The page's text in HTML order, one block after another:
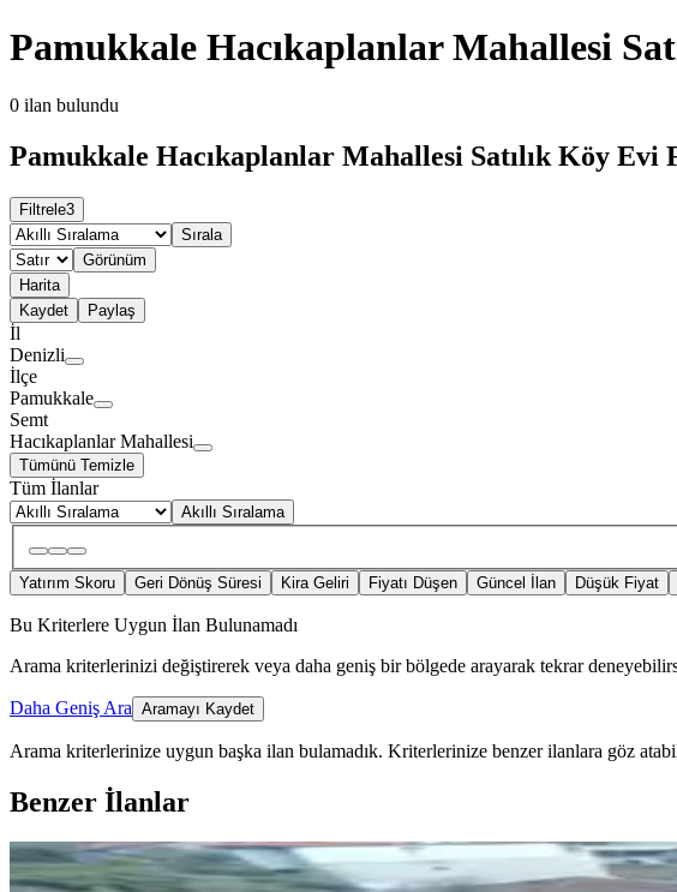
Pamukkale Hacıkaplanlar Mahallesi
0 ilan bulundu
Pamukkale Hacıkaplanlar Mahallesi Satılık Köy Evi
Filtrele3
Sırala
Görünüm
Harita
Kaydet
Paylaş
İl
Denizli
İlçe
Pamukkale
Semt
Hacıkaplanlar Mahallesi
Tümünü Temizle
Tüm İlanlar
Akıllı Sıralama
Yatırım Skoru Geri Dönüş Süresi Kira Geliri Fiyatı Düşen Güncel İlan Düşük Fiyat
Bu Kriterlere Uygun İlan Bulunamadı
Arama kriterlerinizi değiştirerek veya daha geniş bir bölgede arayarak tekrar
Daha Geniş Ara Aramayı Kaydet
Arama kriterlerinize uygun başka ilan bulamadık. Kriterlerinize benzer ilanlara göz
Benzer İlanlar
Tercih'ten Tekkeköy'de Köy İçi Satılık